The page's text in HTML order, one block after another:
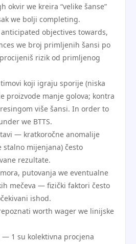
okvir we kreira “velike šanse”
we bolji completing.
objectives towards,
we broj primljenih šansi po
rizik od primljenog
koji igraju sporije (niska
proizvode manje golova; kontra
više šansi. In order to
we BTTS.
— kratkoročne anomalije
stalno mijenjana) često
rezultate.
putovanja we eventualne
mečeva — fizički faktori često
ishod.
worth wager we linijske
— 1 su kolektivna procjena